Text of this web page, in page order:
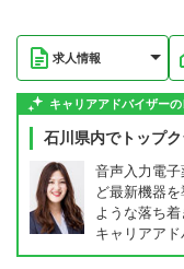
求人情報
キャリアアドバイザーの
石川県内でトップ
音声入力電
ど最新機器
ような落ち着
キャリアア